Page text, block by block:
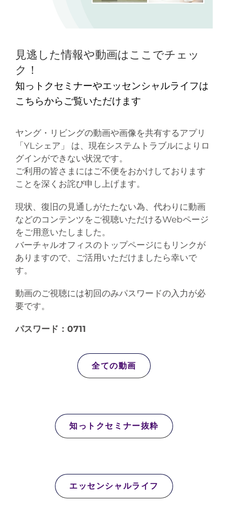
見逃した情報や動画はここでチェッ
ク！
知っトクセミナーやエッセンシャルライフは
こちらからご覧いただけます
ヤング・リビングの動画や画像を共有するアプリ
「YLシェア」 は、現在システムトラブルによりロ
グインができない状況です。
ご利用の皆さまにはご不便をおかけしております
ことを深くお詫び申し上げます。
現状、復旧の見通しがたたない為、代わりに動画
などのコンテンツをご視聴いただけるWebページ
をご用意いたしました。
バーチャルオフィスのトップページにもリンクが
ありますので、ご活用いただけましたら幸いで
す。
動画のご視聴には初回のみパスワードの入力が必
要です。
パスワード：0711
全ての動画
知っトクセミナー抜粋
エッセンシャルライフ